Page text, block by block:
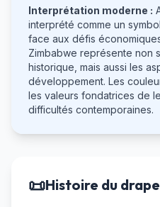
Interprétation moderne :
interprété comme un
face aux défis
Zimbabwe représente non
historique, mais aussi les
développement. Les
les valeurs fondatrices de
difficultés contemporaines.
📜Histoire du